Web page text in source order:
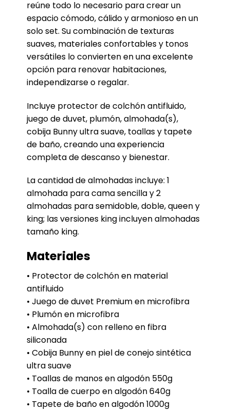
reúne todo lo necesario para crear un
espacio cómodo, cálido y armonioso en un
solo set. Su combinación de texturas
suaves, materiales confortables y tonos
versátiles lo convierten en una excelente
opción para renovar habitaciones,
independizarse o regalar.
Incluye protector de colchón antifluido,
juego de duvet, plumón, almohada(s),
cobija Bunny ultra suave, toallas y tapete
de baño, creando una experiencia
completa de descanso y bienestar.
La cantidad de almohadas incluye: 1
almohada para cama sencilla y 2
almohadas para semidoble, doble, queen y
king; las versiones king incluyen almohadas
tamaño king.
Materiales
• Protector de colchón en material
antifluido
• Juego de duvet Premium en microfibra
• Plumón en microfibra
• Almohada(s) con relleno en fibra
siliconada
• Cobija Bunny en piel de conejo sintética
ultra suave
• Toallas de manos en algodón 550g
• Toalla de cuerpo en algodón 640g
• Tapete de baño en algodón 1000g